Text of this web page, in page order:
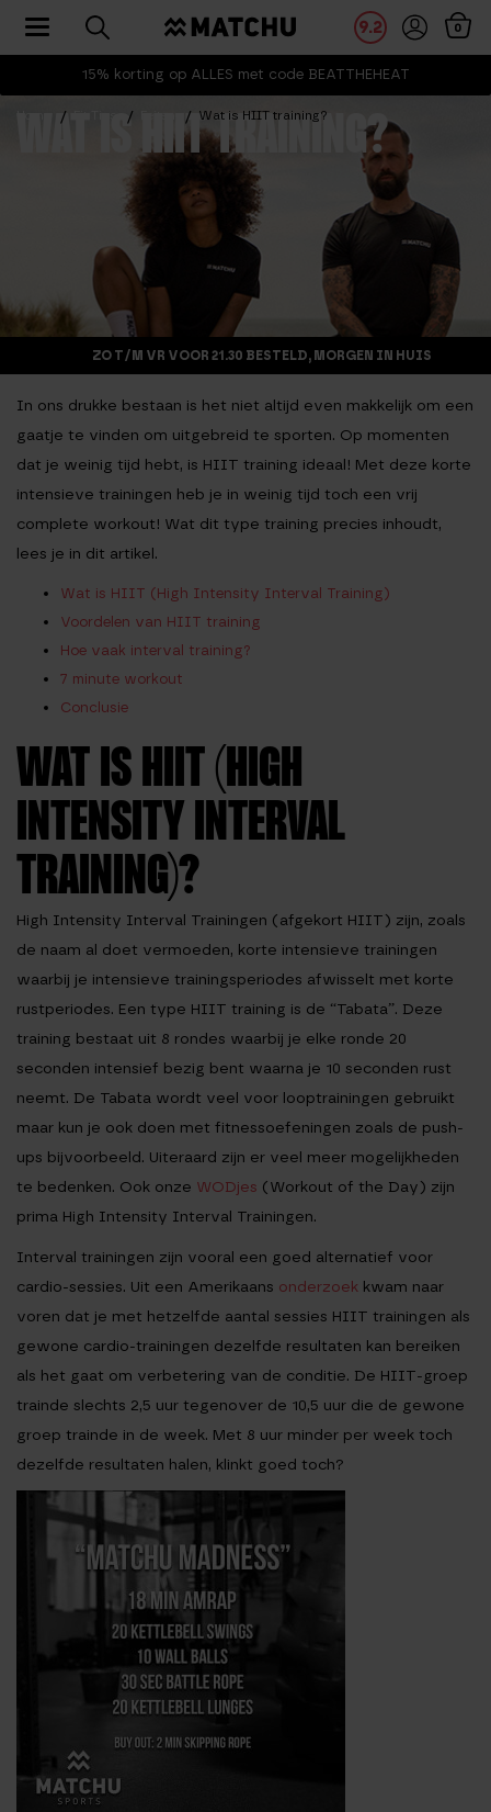
15% korting op ALLES met code BEATTHEHEAT
9.2 0
Toggle navigation
Wat is HIIT training?
WAT IS HIIT TRAINING?
ZO T/M VR VOOR 21.30 BESTELD, MORGEN IN HUIS
In ons drukke bestaan is het niet altijd even makkelijk om een
gaatje te vinden om uitgebreid te sporten. Op momenten
dat je weinig tijd hebt, is HIIT training ideaal! Met deze korte
intensieve trainingen heb je in weinig tijd toch een vrij
complete workout! Wat dit type training precies inhoudt,
lees je in dit artikel.
Wat is HIIT (High Intensity Interval Training)
Voordelen van HIIT training
Hoe vaak interval training?
7 minute workout
Conclusie
WAT IS HIIT (HIGH
INTENSITY INTERVAL
TRAINING)?
High Intensity Interval Trainingen (afgekort HIIT) zijn, zoals
de naam al doet vermoeden, korte intensieve trainingen
waarbij je intensieve trainingsperiodes afwisselt met korte
rustperiodes. Een type HIIT training is de “Tabata”. Deze
training bestaat uit 8 rondes waarbij je elke ronde 20
seconden intensief bezig bent waarna je 10 seconden rust
neemt. De Tabata wordt veel voor looptrainingen gebruikt
maar kun je ook doen met fitnessoefeningen zoals de push-
ups bijvoorbeeld. Uiteraard zijn er veel meer mogelijkheden
te bedenken. Ook onze WODjes (Workout of the Day) zijn
prima High Intensity Interval Trainingen.
Interval trainingen zijn vooral een goed alternatief voor
cardio-sessies. Uit een Amerikaans onderzoek kwam naar
voren dat je met hetzelfde aantal sessies HIIT trainingen als
gewone cardio-trainingen dezelfde resultaten kan bereiken
als het gaat om verbetering van de conditie. De HIIT-groep
trainde slechts 2,5 uur tegenover de 10,5 uur die de gewone
groep trainde in de week. Met 8 uur minder per week toch
dezelfde resultaten halen, klinkt goed toch?